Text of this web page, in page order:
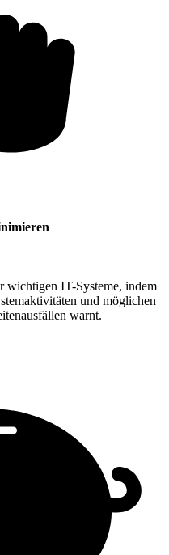
wichtigen IT-Systeme, indem
und möglichen
warnt.